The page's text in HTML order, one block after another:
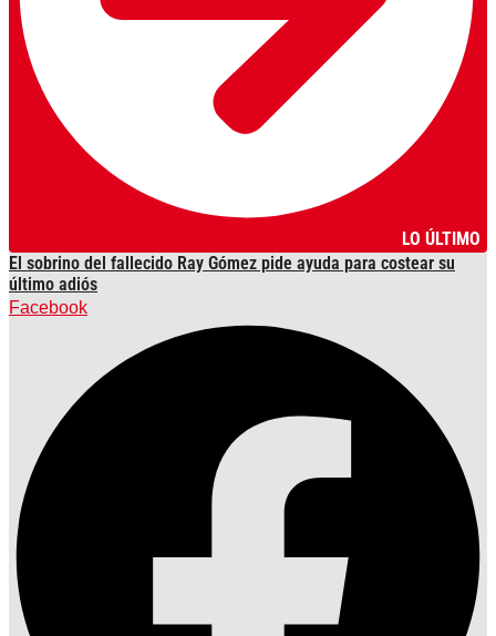
LO ÚLTIMO
El sobrino del fallecido Ray Gómez pide ayuda para costear su
último adiós
Facebook